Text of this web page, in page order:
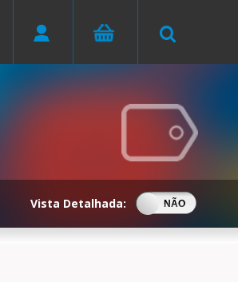
Vista Detalhada:
SIM NÃO